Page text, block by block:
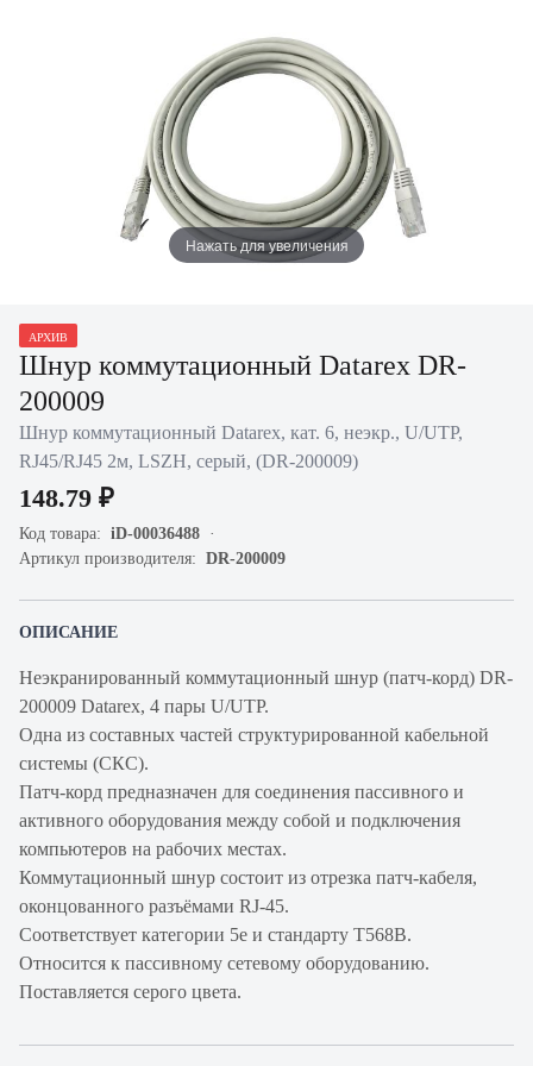
Нажать для увеличения
АРХИВ
Шнур коммутационный Datarex DR-
200009
Шнур коммутационный Datarex, кат. 6, неэкр., U/UTP,
RJ45/RJ45 2м, LSZH, серый, (DR-200009)
148.79 ₽
Код товара: iD-00036488
Артикул производителя: DR-200009
ОПИСАНИЕ
Неэкранированный коммутационный шнур (патч-корд) DR-
200009 Datarex, 4 пары U/UTP.
Одна из составных частей структурированной кабельной
системы (СКС).
Патч-корд предназначен для соединения пассивного и
активного оборудования между собой и подключения
компьютеров на рабочих местах.
Коммутационный шнур состоит из отрезка патч-кабеля,
оконцованного разъёмами RJ-45.
Соответствует категории 5e и стандарту T568B.
Относится к пассивному сетевому оборудованию.
Поставляется серого цвета.